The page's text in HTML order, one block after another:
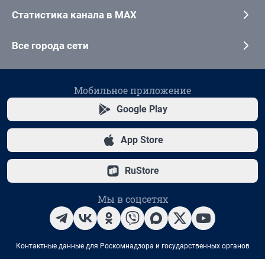
Статистика канала в MAX
Все города сети
Мобильное приложение
Google Play
App Store
RuStore
Мы в соцсетях
Контактные данные для Роскомнадзора и государственных органов